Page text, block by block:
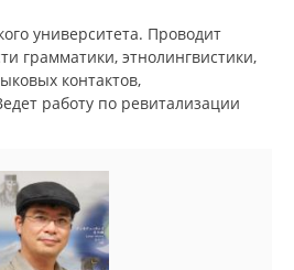
университета. Проводит
грамматики, этнолингвистики,
контактов,
работу по ревитализации